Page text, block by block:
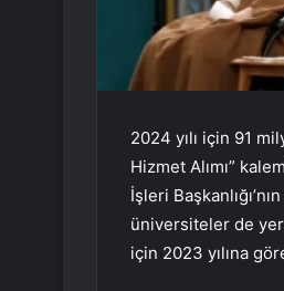
2024 yılı için 91
Hizmet Alımı”
İşleri
üniversiteler de yer
için 2023 yılına